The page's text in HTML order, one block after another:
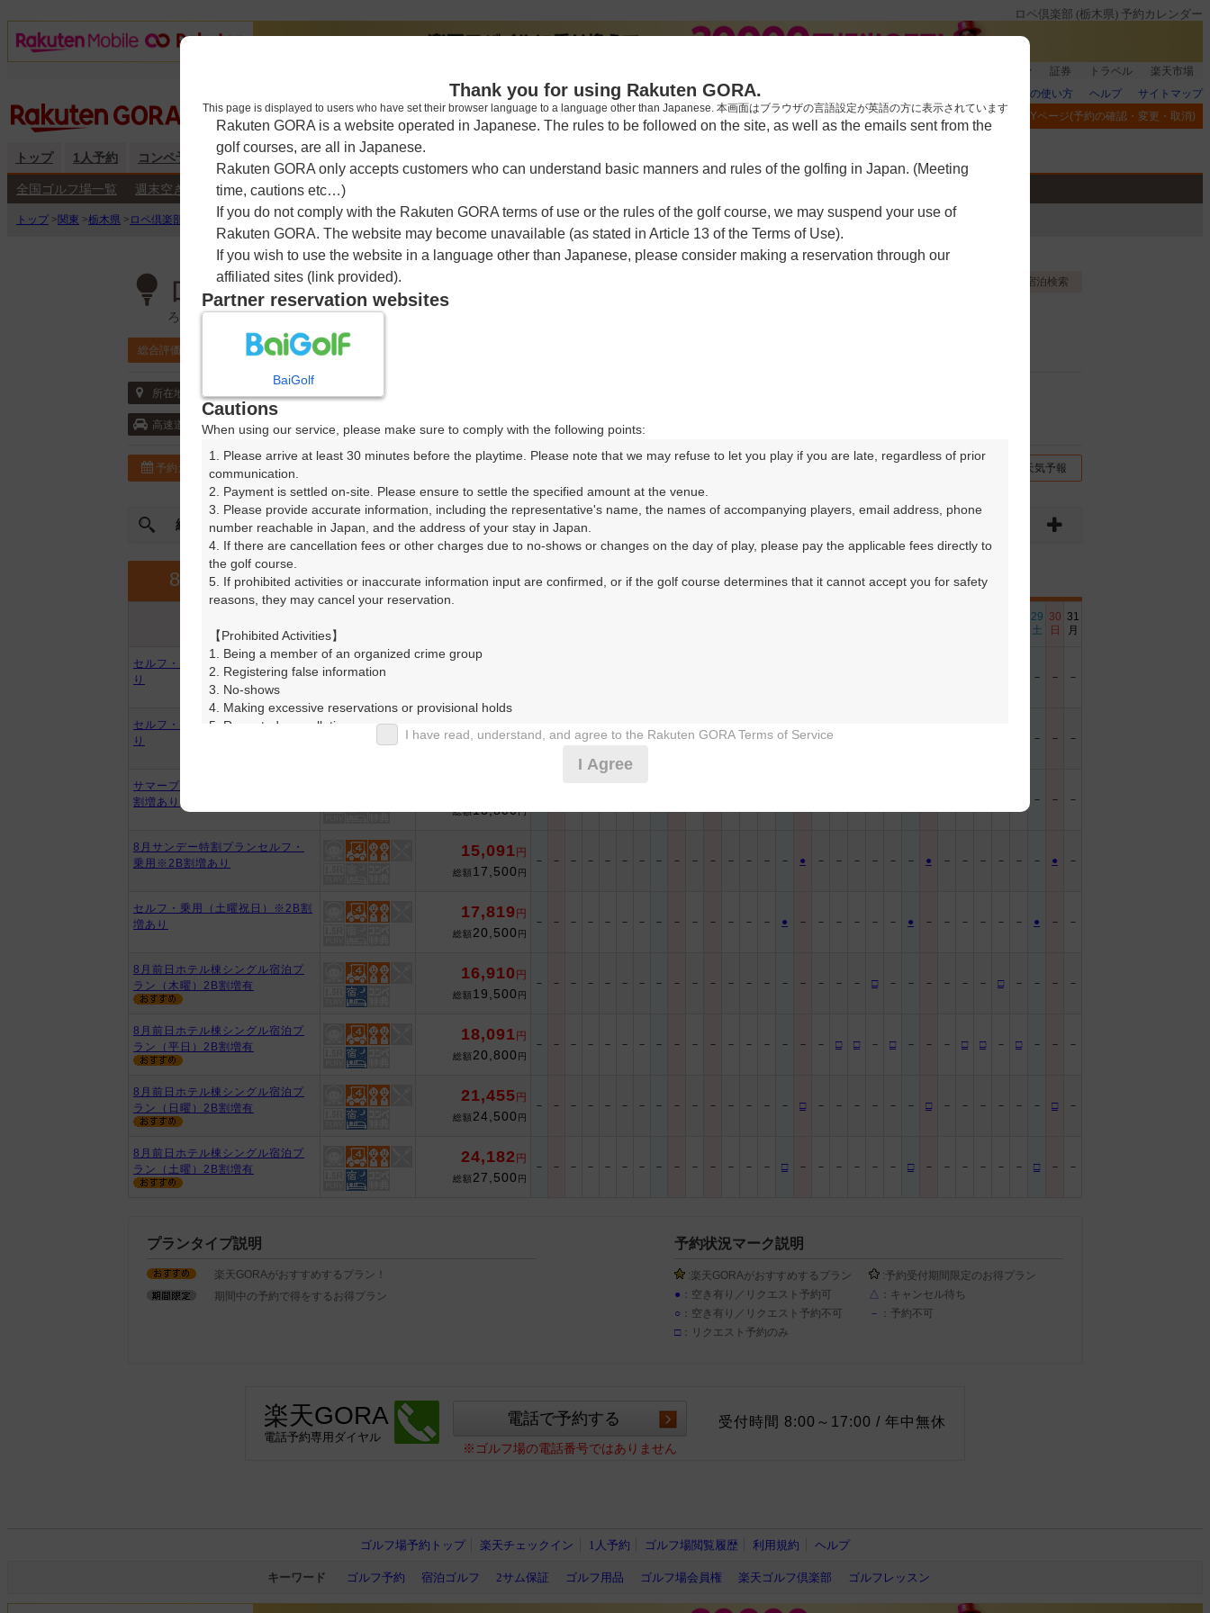
ロペ倶楽部 (栃木県) 予約カレンダー
証券 トラベル
楽天市場
楽天GORAの使い方
ヘルプ
サイトマップ
閲覧履歴
お気に入り MYページ(予約の確認・変更・取消)
トップ 1人予約 コンペ予約 海外予約 キャンペーン
全国ゴルフ場一覧 週末空き枠検索 平日空き枠検索
トップ > 関東 >栃木県 > ロペ倶楽部 予約カレンダー
ロペ倶楽部
ろぺくらぶ
宿泊検索
総合評価 4.8 チェックイン利用可
所在地 〒329-2334 栃木県 塩谷郡塩谷町大久保1859-1
高速道 東北自動車道・矢板 10km以内
予約カレンダー 天気予報
絞込み 曜日やスタート時間を指定して、ご希望のプランを絞り込むことができます。
8月 9月 10月 11月
アイコンの説明
29
土
30
日
31
月
セルフ・乗用（木曜）※2B割増あ
り
－ － －
セルフ・乗用（平日）※2B割増あ
り
11,728円
－ － － － － － － － － － － － － － － － － － － －
サマープラン セルフ・乗用※2B
割増あり
総額13,800円
－ － －
8月サンデー特割プランセルフ・
乗用※2B割増あり
15,091 円
総額 17,500 円
－ － － － － － － － － － － － － － － ● － － － － － － ● － － － － － － ● －
セルフ・乗用（土曜祝日）※2B割
増あり
17,819 円
総額 20,500 円
－ － － － － － － － － － － － － － ● － － － － － － ● － － － － － － ● － －
8月前日ホテル棟シングル宿泊プ
ラン（木曜）2B割増有
16,910 円
総額 19,500 円
－ － － － － － － － － － － － － － － － － － － □ － － － － － － □ － － － －
8月前日ホテル棟シングル宿泊プ
ラン（平日）2B割増有
18,091 円
総額 20,800 円
－ － － － － － － － － － － － － － － － － □ □ － □ － － － □ □ － □ － － －
8月前日ホテル棟シングル宿泊プ
ラン（日曜）2B割増有
21,455 円
総額 24,500 円
－ － － － － － － － － － － － － － － □ － － － － － － □ － － － － － － □ －
8月前日ホテル棟シングル宿泊プ
ラン（土曜）2B割増有
24,182 円
総額 27,500 円
－ － － － － － － － － － － － － － □ － － － － － － □ － － － － － － □ － －
プランタイプ説明
楽天GORAがおすすめするプラン！
期間中の予約で得をするお得プラン
予約状況マーク説明
:楽天GORAがおすすめするプラン
:予約受付期間限定のお得プラン
● ：空き有り／リクエスト予約可 △ ：キャンセル待ち
○ ：空き有り／リクエスト予約不可 － ：予約不可
□ ：リクエスト予約のみ
楽天GORA
電話予約専用ダイヤル
※ゴルフ場の電話番号ではありません
受付時間 8:00～17:00 / 年中無休
ゴルフ場予約トップ 楽天チェックイン 1人予約 ゴルフ場閲覧履歴 利用規約 ヘルプ
キーワード ゴルフ予約 宿泊ゴルフ 2サム保証 ゴルフ用品 ゴルフ場会員権 楽天ゴルフ倶楽部 ゴルフレッスン
Thank you for using Rakuten GORA.
This page is displayed to users who have set their browser language to a language other than Japanese. 本画面はブラウザの言語設定が英語の方に表示されています
Rakuten GORA is a website operated in Japanese. The rules to be followed on the site, as well as the emails sent from the
golf courses, are all in Japanese.
Rakuten GORA only accepts customers who can understand basic manners and rules of the golfing in Japan. (Meeting
time, cautions etc…)
If you do not comply with the Rakuten GORA terms of use or the rules of the golf course, we may suspend your use of
Rakuten GORA. The website may become unavailable (as stated in Article 13 of the Terms of Use).
If you wish to use the website in a language other than Japanese, please consider making a reservation through our
affiliated sites (link provided).
Partner reservation websites
BaiGolf
Cautions
When using our service, please make sure to comply with the following points:
1. Please arrive at least 30 minutes before the playtime. Please note that we may refuse to let you play if you are late, regardless of prior
communication.
2. Payment is settled on-site. Please ensure to settle the specified amount at the venue.
3. Please provide accurate information, including the representative's name, the names of accompanying players, email address, phone
number reachable in Japan, and the address of your stay in Japan.
4. If there are cancellation fees or other charges due to no-shows or changes on the day of play, please pay the applicable fees directly to
the golf course.
5. If prohibited activities or inaccurate information input are confirmed, or if the golf course determines that it cannot accept you for safety
reasons, they may cancel your reservation.
【Prohibited Activities】
1. Being a member of an organized crime group
2. Registering false information
3. No-shows
4. Making excessive reservations or provisional holds
5. Repeated cancellations
6. Violating laws and regulations
7. Causing inconvenience to others during play (e.g., delaying play, ignoring rules, manners, or warnings)
I have read, understand, and agree to the Rakuten GORA Terms of Service
I Agree